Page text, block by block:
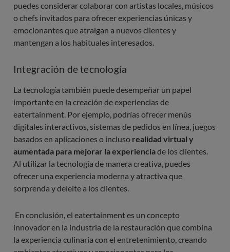
puedes considerar colaborar con artistas locales, músicos
o chefs invitados para ofrecer experiencias únicas y
emocionantes que atraigan a nuevos clientes y
mantengan a los habituales interesados.
Integración de tecnología
La tecnología también puede desempeñar un papel
importante en la creación de experiencias de
eatertainment. Por ejemplo, podrías ofrecer menús
digitales interactivos, sistemas de pedidos en línea, juegos
basados en aplicaciones o incluso realidad virtual y
aumentada para mejorar la experienciade los clientes.
Al utilizar la tecnología de manera creativa, puedes
ofrecer una experiencia moderna y atractiva que
sorprenda y deleite a los clientes.
En conclusión, el eatertainment es un concepto
innovador en la industria de la restauración que combina
la experiencia culinaria con el entretenimiento, creando